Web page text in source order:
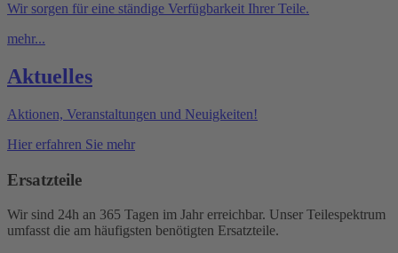
Wir sorgen für eine ständige Verfügbarkeit Ihrer Teile.
mehr...
Aktuelles
Aktionen, Veranstaltungen und Neuigkeiten!
Hier erfahren Sie mehr
Ersatzteile
Wir sind 24h an 365 Tagen im Jahr erreichbar. Unser Teilespektrum
umfasst die am häufigsten benötigten Ersatzteile.